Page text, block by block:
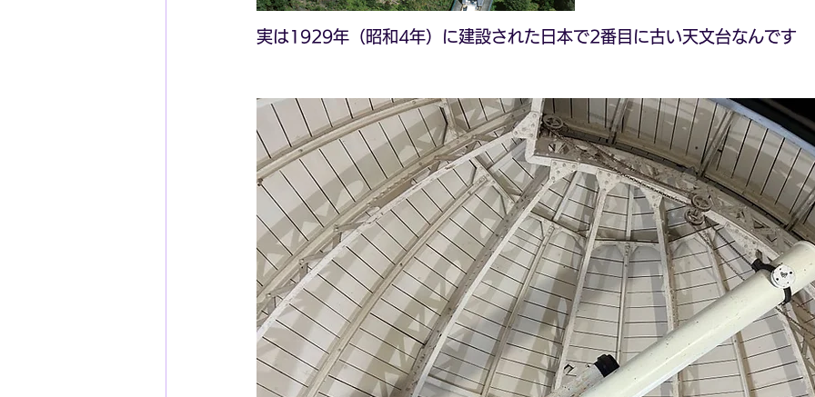
実は1929年（昭和4年）に建設された日本で2番目に古い天文台なんです